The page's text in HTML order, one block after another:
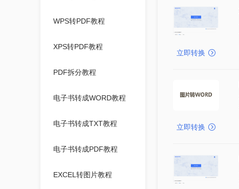
WPS转PDF教程
XPS转PDF教程
PDF拆分教程
电子书转成WORD教程
电子书转成TXT教程
电子书转成PDF教程
EXCEL转图片教程
立即转换
立即转换